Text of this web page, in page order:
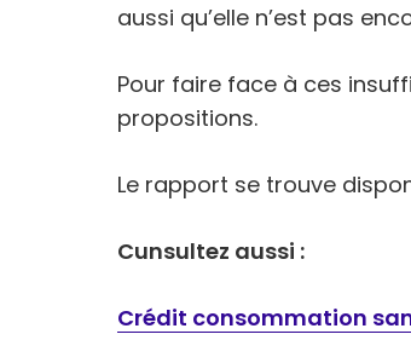
aussi qu’elle n’est pas
Pour faire face à ces
propositions.
Le rapport se trouve
Cunsultez aussi :
Crédit consommation